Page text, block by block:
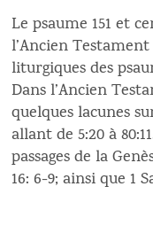
Le psaume 151 et
l’Ancien
liturgiques des
Dans l’Ancien
quelques lacunes
allant de 5:20 à
passages de la
16: 6-9; ainsi que 1